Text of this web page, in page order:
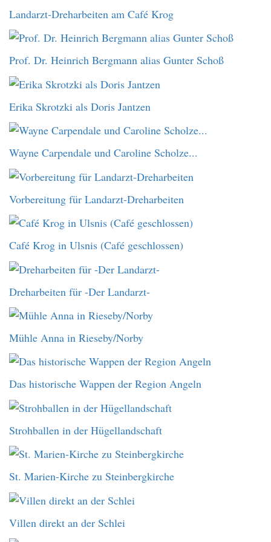
Landarzt-Dreharbeiten am Café Krog
Prof. Dr. Heinrich Bergmann alias Gunter Schoß
Erika Skrotzki als Doris Jantzen
Wayne Carpendale und Caroline Scholze...
Vorbereitung für Landarzt-Dreharbeiten
Café Krog in Ulsnis (Café geschlossen)
Dreharbeiten für -Der Landarzt-
Mühle Anna in Rieseby/Norby
Das historische Wappen der Region Angeln
Strohballen in der Hügellandschaft
St. Marien-Kirche zu Steinbergkirche
Villen direkt an der Schlei